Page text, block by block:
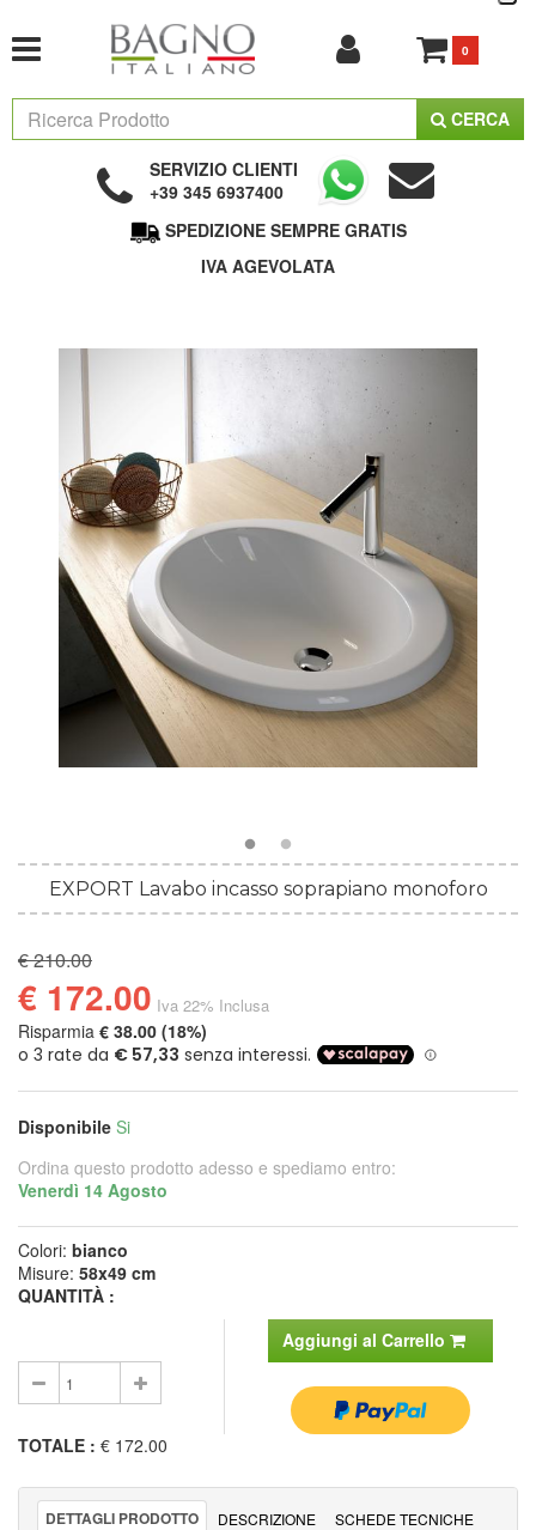
0
CERCA
SERVIZIO CLIENTI
+39 345 6937400
SPEDIZIONE SEMPRE GRATIS
IVA AGEVOLATA
EXPORT Lavabo incasso soprapiano monoforo
€ 210.00
€ 172.00 Iva 22% Inclusa
Risparmia € 38.00 (18%)
Disponibile Si
Ordina questo prodotto adesso e spediamo entro:
Venerdì 14 Agosto
Colori: bianco
Misure: 58x49 cm
QUANTITÀ :
Aggiungi al Carrello
TOTALE : € 172.00
DETTAGLI PRODOTTO DESCRIZIONE SCHEDE TECNICHE